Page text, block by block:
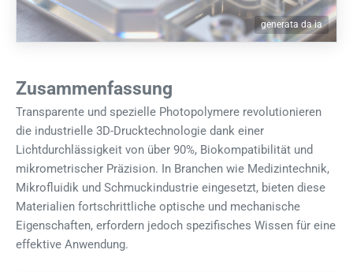
generata da ia
Zusammenfassung
Transparente und spezielle Photopolymere revolutionieren
die industrielle 3D-Drucktechnologie dank einer
Lichtdurchlässigkeit von über 90%, Biokompatibilität und
mikrometrischer Präzision. In Branchen wie Medizintechnik,
Mikrofluidik und Schmuckindustrie eingesetzt, bieten diese
Materialien fortschrittliche optische und mechanische
Eigenschaften, erfordern jedoch spezifisches Wissen für eine
effektive Anwendung.